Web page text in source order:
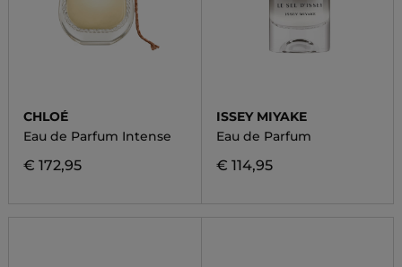
CHLOÉ
Eau de Parfum Intense
€ 172,95
ISSEY MIYAKE
Eau de Parfum
€ 114,95